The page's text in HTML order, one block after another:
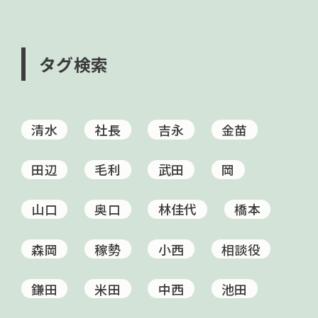
タグ検索
清水 社長 吉永 金苗
田辺 毛利 武田 岡
山口 奥口 林佳代 橋本
森岡 稼勢 小西 相談役
鎌田 米田 中西 池田